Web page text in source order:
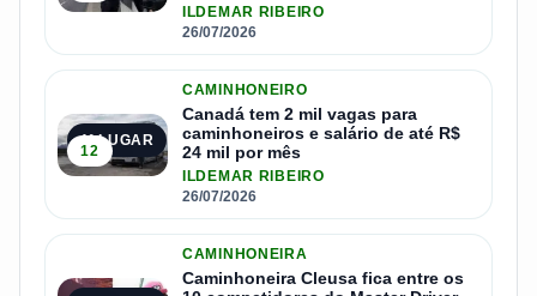
ILDEMAR RIBEIRO
26/07/2026
4º LUGAR
12
CAMINHONEIRO
Canadá tem 2 mil vagas para
caminhoneiros e salário de até R$
24 mil por mês
ILDEMAR RIBEIRO
26/07/2026
CAMINHONEIRA
Caminhoneira Cleusa fica entre os